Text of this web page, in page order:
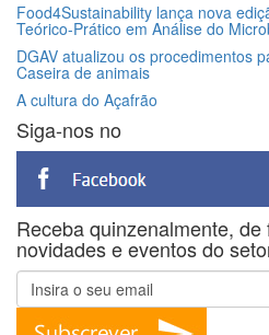
Food4Sustainability lança nova
Teórico-Prático em Análise do
DGAV atualizou os procedimentos
Caseira de animais
A cultura do Açafrão
Siga-nos no
Receba quinzenalmente,
novidades e eventos do